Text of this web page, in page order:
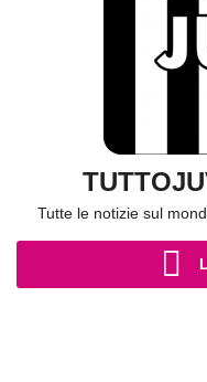
Tutte le notizie sul